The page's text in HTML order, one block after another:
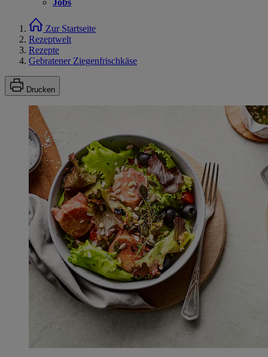
Jobs
Zur Startseite
Rezeptwelt
Rezepte
Gebratener Ziegenfrischkäse
Drucken